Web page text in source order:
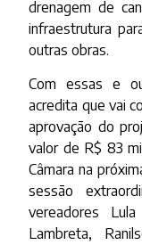
drenagem de
infraestrutura
outras obras.
Com essas e
acredita que vai
aprovação do
valor de R$ 83
Câmara na
sessão
vereadores
Lambreta,